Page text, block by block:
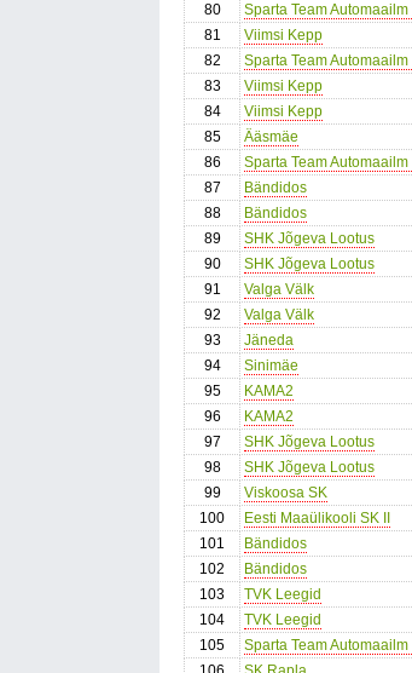
80
Sparta Team Automaailm II
81
Viimsi Kepp
82
Sparta Team Automaailm II
83
Viimsi Kepp
84
Viimsi Kepp
85
Ääsmäe
86
Sparta Team Automaailm II
87
Bändidos
88
Bändidos
89
SHK Jõgeva Lootus
90
SHK Jõgeva Lootus
91
Valga Välk
92
Valga Välk
93
Jäneda
94
Sinimäe
95
KAMA2
96
KAMA2
97
SHK Jõgeva Lootus
98
SHK Jõgeva Lootus
99
Viskoosa SK
100
Eesti Maaülikooli SK II
101
Bändidos
102
Bändidos
103
TVK Leegid
104
TVK Leegid
105
Sparta Team Automaailm II